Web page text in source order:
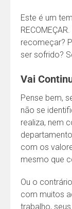
Este é um
recomeçar?
ser sofrido?
Vai
Pense bem,
não se
realiza, nem
com os
mesmo que
Ou o
com muitos
trabalho,